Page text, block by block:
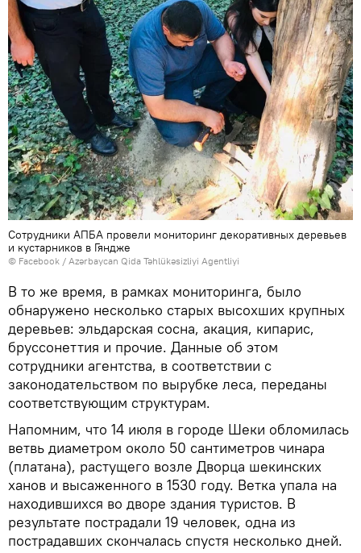
Сотрудники АПБА провели мониторинг декоративных деревьев
и кустарников в Гяндже
© Facebook / Azərbaycan Qida Təhlükəsizliyi Agentliyi
В то же время, в рамках мониторинга, было
обнаружено несколько старых высохших крупных
деревьев: эльдарская сосна, акация, кипарис,
бруссонеттия и прочие. Данные об этом
сотрудники агентства, в соответствии с
законодательством по вырубке леса, переданы
соответствующим структурам.
Напомним, что 14 июля в городе Шеки обломилась
ветвь диаметром около 50 сантиметров чинара
(платана), растущего возле Дворца шекинских
ханов и высаженного в 1530 году. Ветка упала на
находившихся во дворе здания туристов. В
результате пострадали 19 человек, одна из
пострадавших скончалась спустя несколько дней.